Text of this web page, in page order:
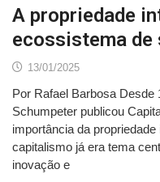
A propriedade
ecossistema de
13/01/2025
Por Rafael Barbosa Desde
Schumpeter publicou
importância da
capitalismo já era tema
inovação e